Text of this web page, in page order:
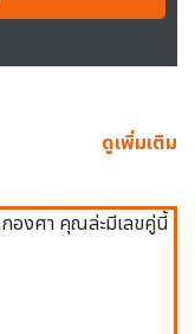
ดูเพิ่มเติม